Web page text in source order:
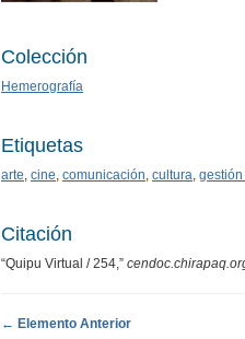
Colección
Hemerografía
Etiquetas
arte cine comunicación cultura
Citación
“Quipu Virtual / 254,”
← Elemento Anterior